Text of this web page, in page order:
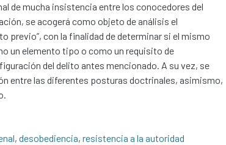
de mucha insistencia entre los conocedores del
se acogerá como objeto de análisis el
previo”, con la finalidad de determinar si el mismo
un elemento tipo o como un requisito de
del delito antes mencionado. A su vez, se
entre las diferentes posturas doctrinales, asimismo,
, desobediencia, resistencia a la autoridad